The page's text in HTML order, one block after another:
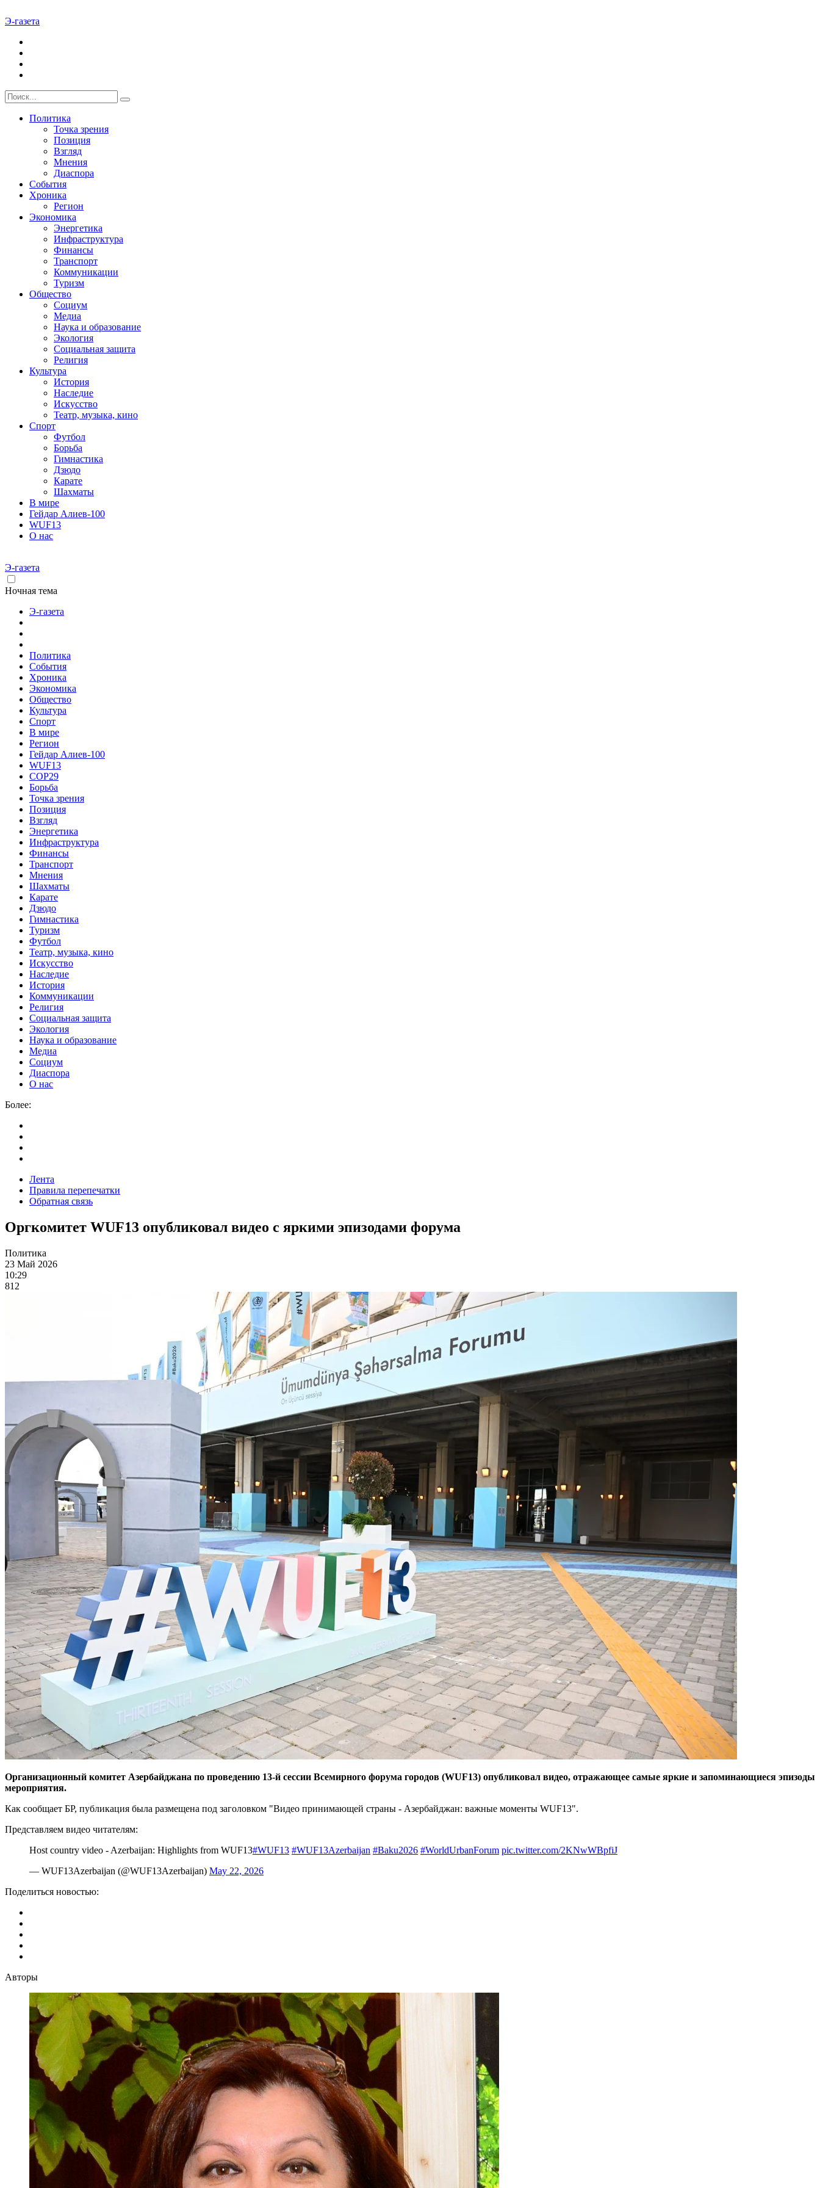
Э-газета
Политика
Точка зрения
Позиция
Взгляд
Мнения
Диаспора
События
Хроника
Регион
Экономика
Энергетика
Инфраструктура
Финансы
Транспорт
Коммуникации
Туризм
Общество
Социум
Медиа
Наука и образование
Экология
Социальная защита
Религия
Культура
История
Наследие
Искусство
Театр, музыка, кино
Спорт
Футбол
Борьба
Гимнастика
Дзюдо
Карате
Шахматы
В мире
Гейдар Алиев-100
WUF13
О нас
Э-газета
Ночная тема
Э-газета
Политика
События
Хроника
Экономика
Общество
Культура
Спорт
В мире
Регион
Гейдар Алиев-100
WUF13
COP29
Борьба
Точка зрения
Позиция
Взгляд
Энергетика
Инфраструктура
Финансы
Транспорт
Мнения
Шахматы
Карате
Дзюдо
Гимнастика
Туризм
Футбол
Театр, музыка, кино
Искусство
Наследие
История
Коммуникации
Религия
Социальная защита
Экология
Наука и образование
Медиа
Социум
Диаспора
О нас
Более:
Лента
Правила перепечатки
Обратная связь
Оргкомитет WUF13 опубликовал видео с яркими эпизодами форума
Политика
23 Май 2026
10:29
812
Организационный комитет Азербайджана по проведению 13-й сессии Всемирного форума городов (WUF13) опубликовал видео, отражающее самые яркие и запоминающиеся эпизоды
мероприятия.
Как сообщает БР, публикация была размещена под заголовком "Видео принимающей страны - Азербайджан: важные моменты WUF13".
Представляем видео читателям:
Host country video - Azerbaijan: Highlights from WUF13#WUF13 #WUF13Azerbaijan #Baku2026 #WorldUrbanForum pic.twitter.com/2KNwWBpfiJ
— WUF13Azerbaijan (@WUF13Azerbaijan) May 22, 2026
Поделиться новостью:
Авторы